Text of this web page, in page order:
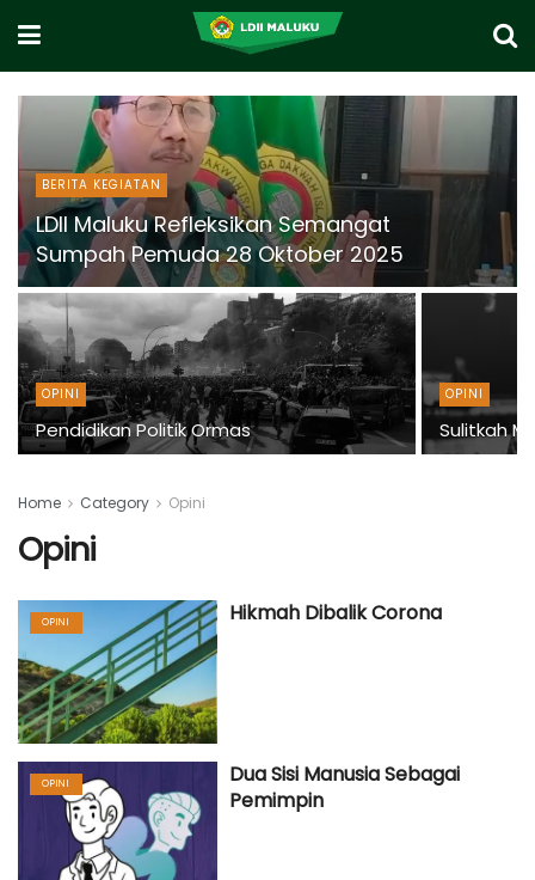
BERITA KEGIATAN
LDII Maluku Refleksikan Semangat
Sumpah Pemuda 28 Oktober 2025
OPINI
Pendidikan Politik Ormas
OPINI
Sulitkah
Home Category Opini
Opini
OPINI Hikmah Dibalik Corona
OPINI
Dua Sisi Manusia Sebagai
Pemimpin